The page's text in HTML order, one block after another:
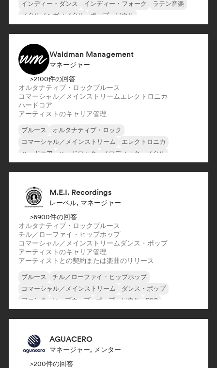
インディー・ダンス
インディー・フォーク
ラテン音楽
メタル／ヘヴィメタル
ポップ・ソウル
Waldman Management
マネージャー
>2100件の回答
オルタナティブ・ロックブルース
コマーシャル／メインストリームエレクトロニカ
ハードコア
アーティストのキャリア管理
ブルース
オルタナティブ・ロック
コマーシャル／メインストリーム
エレクトロニカ
ハードコア
ハードロック
メロディック・メタル
M.E.I. Recordings
レーベル, マネージャー
>6900件の回答
オルタナティブ・ロックブルース
チル／ローファイ・ヒップホップ
コマーシャル／メインストリーム ダンス・ポップ
アーティストのキャリア管理
アーティストとの契約または楽曲のリリース
ブルース
チル／ローファイ・ヒップホップ
コマーシャル／メインストリーム
ダンス・ポップ
ファンク
ヒップホップ ポップ・ソウル R&B
AGUACERO
マネージャー, メンター
>200件の回答